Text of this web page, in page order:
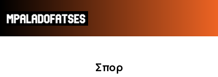
ΜΟΥΝΤΙΑΛ 2026
Σπορ